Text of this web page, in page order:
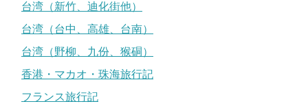
台湾（新竹、迪化街他）
台湾（台中、高雄、台南）
台湾（野柳、九份、猴硐）
香港・マカオ・珠海旅行記
フランス旅行記